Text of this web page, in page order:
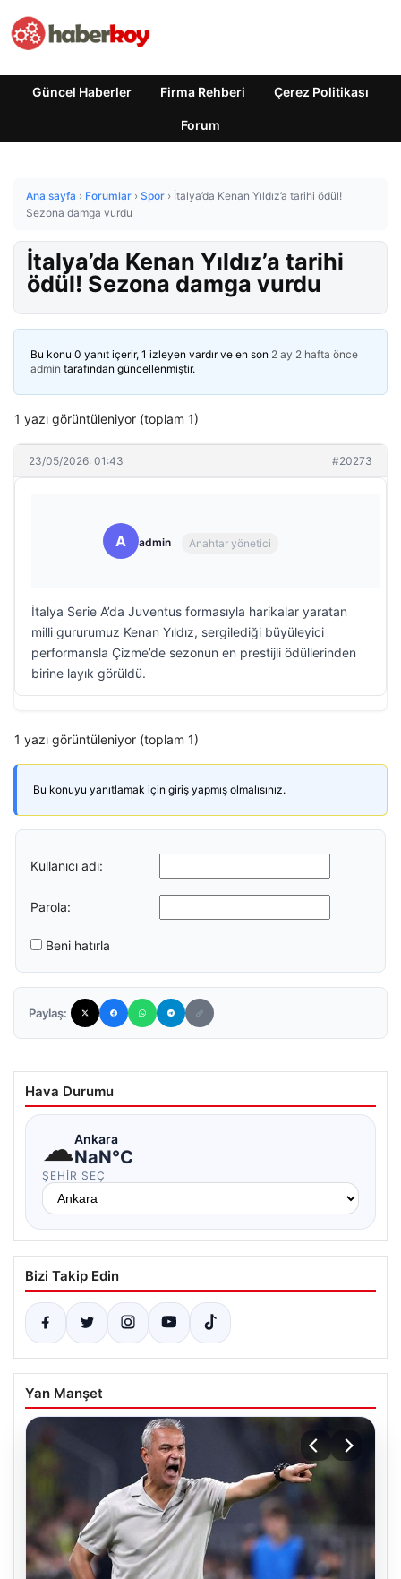
Güncel Haberler Firma Rehberi Çerez Politikası
Forum
Ana sayfa › Forumlar › Spor › İtalya’da Kenan Yıldız’a tarihi ödül!
Sezona damga vurdu
İtalya’da Kenan Yıldız’a tarihi
ödül! Sezona damga vurdu
Bu konu 0 yanıt içerir, 1 izleyen vardır ve en son 2 ay 2 hafta önce
admin tarafından güncellenmiştir.
1 yazı görüntüleniyor (toplam 1)
23/05/2026: 01:43 #20273
A admin Anahtar yönetici
İtalya Serie A’da Juventus formasıyla harikalar yaratan
milli gururumuz Kenan Yıldız, sergilediği büyüleyici
performansla Çizme’de sezonun en prestijli ödüllerinden
birine layık görüldü.
1 yazı görüntüleniyor (toplam 1)
Bu konuyu yanıtlamak için giriş yapmış olmalısınız.
Kullanıcı adı:
Parola:
Beni hatırla
Paylaş:
Hava Durumu
☁Ankara
NaN°C
ŞEHIR SEÇ
Bizi Takip Edin
Yan Manşet